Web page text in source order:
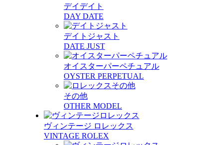
デイデイト
DAY DATE
デイトジャスト
DATE JUST
オイスターパーペチュアル
OYSTER PERPETUAL
その他
OTHER MODEL
ヴィンテージ ロレックス
VINTAGE ROLEX